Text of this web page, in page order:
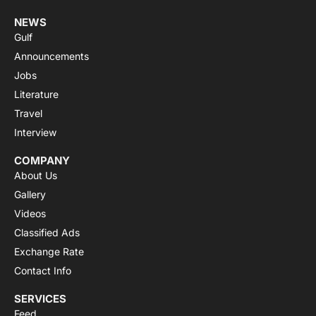
NEWS
Gulf
Announcements
Jobs
Literature
Travel
Interview
COMPANY
About Us
Gallery
Videos
Classified Ads
Exchange Rate
Contact Info
SERVICES